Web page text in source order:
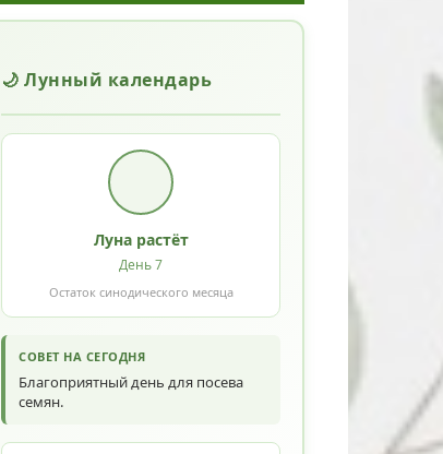
🌙 Лунный календарь
Луна растёт
День 7
Остаток синодического месяца
СОВЕТ НА СЕГОДНЯ
Благоприятный день для посева
семян.